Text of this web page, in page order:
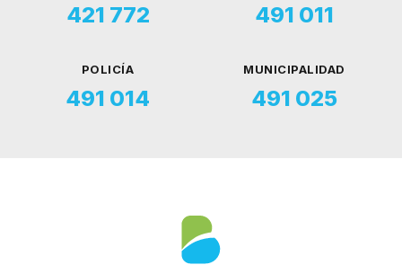
421 772 491 011
POLICÍA
491 014
MUNICIPALIDAD
491 025